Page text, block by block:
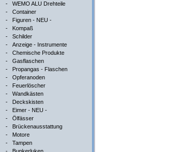
- WEMO ALU Drehteile
- Container
- Figuren - NEU -
- Kompaß
- Schilder
- Anzeige - Instrumente
- Chemische Produkte
- Gasflaschen
- Propangas - Flaschen
- Opferanoden
- Feuerlöscher
- Wandkästen
- Deckskisten
- Eimer - NEU -
- Ölfässer
- Brückenausstattung
- Motore
- Tampen